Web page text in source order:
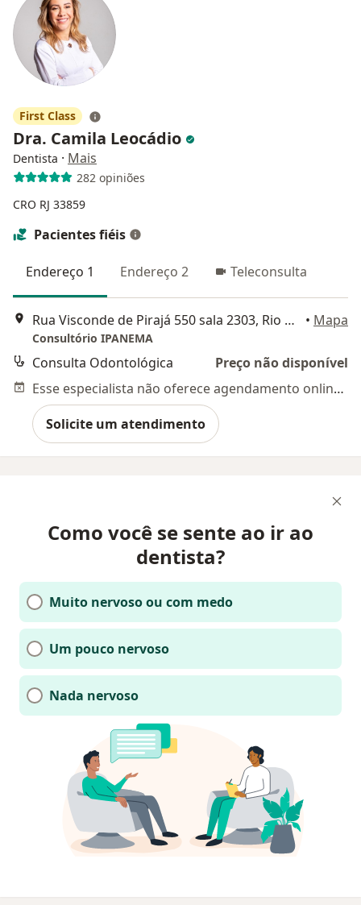
First Class
Dra. Camila Leocádio
Dentista · Mais
282 opiniões
CRO RJ 33859
Pacientes fiéis
Endereço 1 Endereço 2 Teleconsulta
Rua Visconde de Pirajá 550 sala 2303, Rio de Janeiro • Mapa
Consultório IPANEMA
Consulta Odontológica
Preço não disponível
Esse especialista não oferece agendamento online para esse endereço.
Solicite um atendimento
Como você se sente ao ir ao
dentista?
Muito nervoso ou com medo
Um pouco nervoso
Nada nervoso